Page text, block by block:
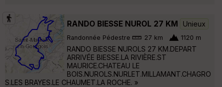
RANDO BIESSE NUROL 27 KM Unieux
Randonnée Pédestre 27 km 1120 m
RANDO BIESSE NUROLS 27 KM.DEPART
ARRIVÉE BIESSE.LA RIVIÈRE.ST
MAURICE.CHATEAU LE
BOIS.NUROLS.NURLET.MILLAMANT.CHAGRO
S.LES BRAYES.LE CHAUMET.LA ROCHE. »